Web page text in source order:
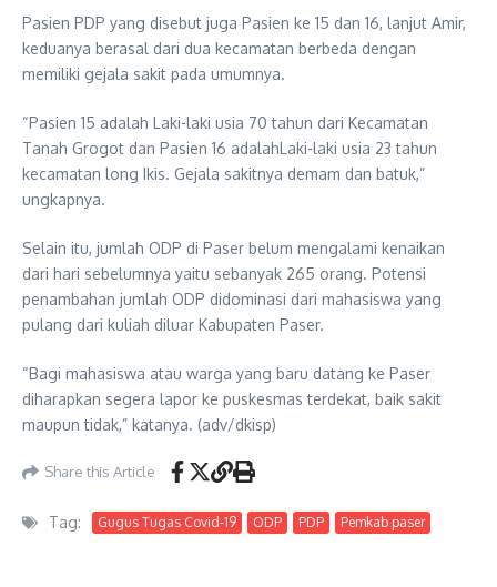
Pasien PDP yang disebut juga Pasien ke 15 dan 16, lanjut Amir,
keduanya berasal dari dua kecamatan berbeda dengan
memiliki gejala sakit pada umumnya.
“Pasien 15 adalah Laki-laki usia 70 tahun dari Kecamatan
Tanah Grogot dan Pasien 16 adalahLaki-laki usia 23 tahun
kecamatan long Ikis. Gejala sakitnya demam dan batuk,”
ungkapnya.
Selain itu, jumlah ODP di Paser belum mengalami kenaikan
dari hari sebelumnya yaitu sebanyak 265 orang. Potensi
penambahan jumlah ODP didominasi dari mahasiswa yang
pulang dari kuliah diluar Kabupaten Paser.
“Bagi mahasiswa atau warga yang baru datang ke Paser
diharapkan segera lapor ke puskesmas terdekat, baik sakit
maupun tidak,” katanya. (adv/dkisp)
Share this Article
Tag: Gugus Tugas Covid-19 ODP PDP Pemkab paser